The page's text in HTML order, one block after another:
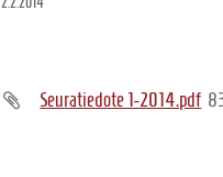
Seuratiedote 1-2014.pdf